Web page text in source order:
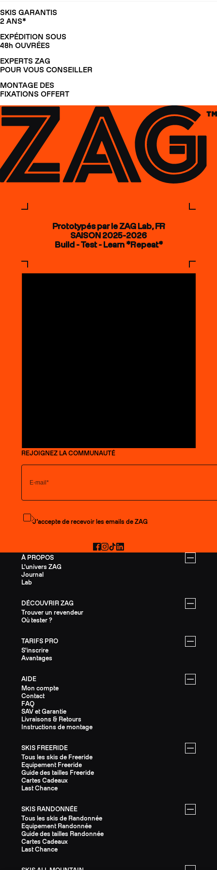
SKIS GARANTIS
2 ANS*
EXPÉDITION SOUS
48h OUVRÉES
EXPERTS ZAG
POUR VOUS CONSEILLER
MONTAGE DES
FIXATIONS OFFERT
À PROPOS
L'univers ZAG
Journal
Lab
DÉCOUVRIR ZAG
Trouver un revendeur
Où tester ?
TARIFS PRO
S'inscrire
Avantages
AIDE
Mon compte
Contact
FAQ
SAV et Garantie
Livraisons & Retours
Instructions de montage
SKIS FREERIDE
Tous les skis de Freeride
Equipement Freeride
Guide des tailles Freeride
Cartes Cadeaux
Last Chance
SKIS RANDONNÉE
Tous les skis de Randonnée
Equipement Randonnée
Guide des tailles Randonnée
Cartes Cadeaux
Last Chance
Prototypés par le ZAG Lab, FR
SAISON 2025-2026
Build - Test - Learn *Repeat*
REJOIGNEZ LA COMMUNAUTÉ
S'abonner à la newsletter
J’accepte de recevoir les emails de ZAG
Facebook
Instagram
TikTokLinkedIn